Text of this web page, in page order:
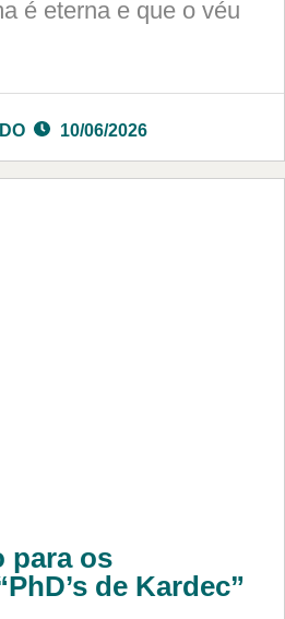
é eterna e que o véu
10/06/2026
para os
de Kardec”